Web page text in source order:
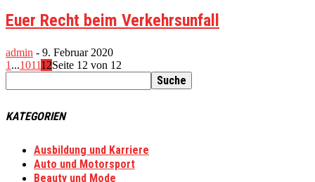
Euer Recht beim Verkehrsunfall
admin - 9. Februar 2020
1 ...101112Seite 12 von 12
KATEGORIEN
Ausbildung und Karriere
Auto und Motorsport
Beauty und Mode